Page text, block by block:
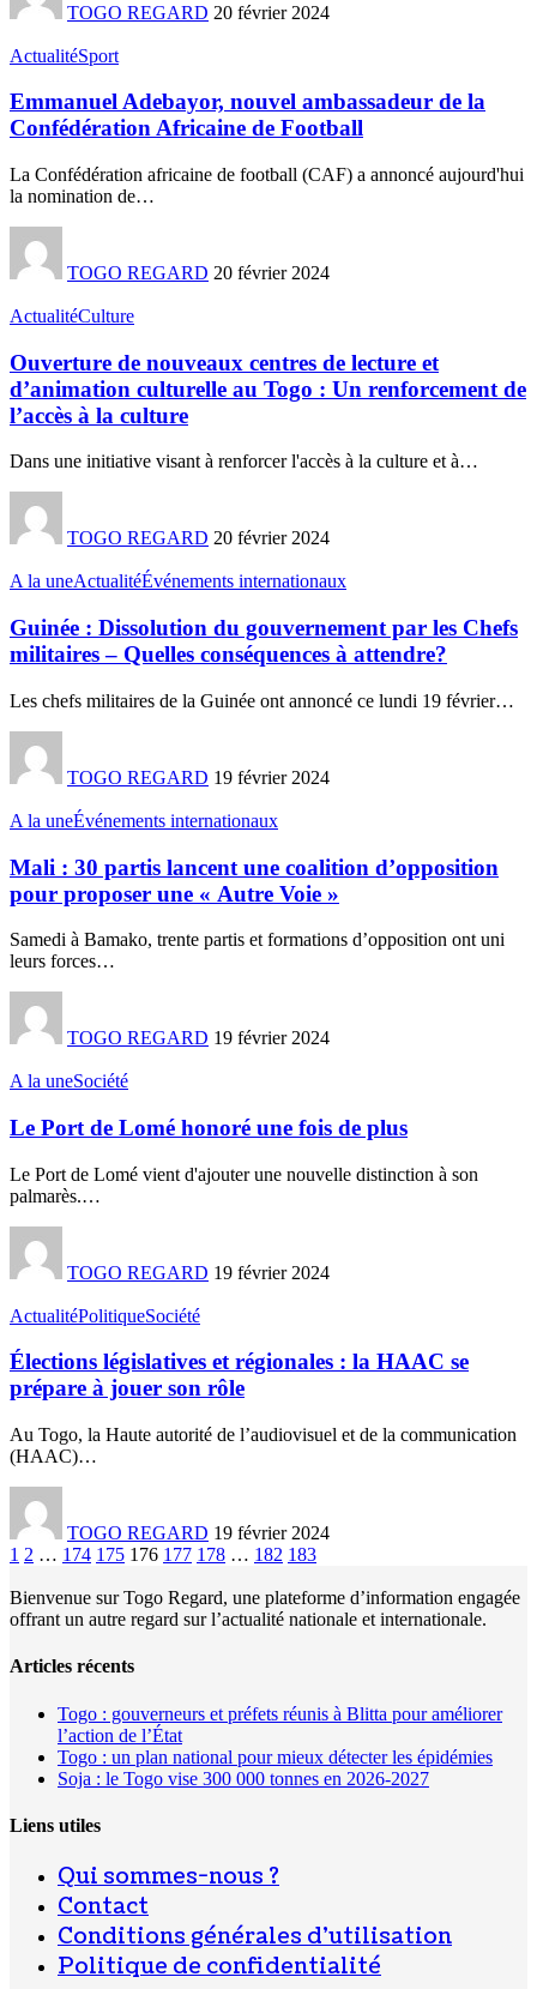
TOGO REGARD 20 février 2024
ActualitéSport
Emmanuel Adebayor, nouvel ambassadeur de la
Confédération Africaine de Football
La Confédération africaine de football (CAF) a annoncé aujourd'hui
la nomination de…
TOGO REGARD 20 février 2024
ActualitéCulture
Ouverture de nouveaux centres de lecture et
d’animation culturelle au Togo : Un renforcement de
l’accès à la culture
Dans une initiative visant à renforcer l'accès à la culture et à…
TOGO REGARD 20 février 2024
A la uneActualitéÉvénements internationaux
Guinée : Dissolution du gouvernement par les Chefs
militaires – Quelles conséquences à attendre?
Les chefs militaires de la Guinée ont annoncé ce lundi 19 février…
TOGO REGARD 19 février 2024
A la uneÉvénements internationaux
Mali : 30 partis lancent une coalition d’opposition
pour proposer une « Autre Voie »
Samedi à Bamako, trente partis et formations d’opposition ont uni
leurs forces…
TOGO REGARD 19 février 2024
A la uneSociété
Le Port de Lomé honoré une fois de plus
Le Port de Lomé vient d'ajouter une nouvelle distinction à son
palmarès.…
TOGO REGARD 19 février 2024
ActualitéPolitiqueSociété
Élections législatives et régionales : la HAAC se
prépare à jouer son rôle
Au Togo, la Haute autorité de l’audiovisuel et de la communication
(HAAC)…
TOGO REGARD 19 février 2024
1 2 … 174 175 176 177 178 … 182 183
Bienvenue sur Togo Regard, une plateforme d’information engagée
offrant un autre regard sur l’actualité nationale et internationale.
Articles récents
Togo : gouverneurs et préfets réunis à Blitta pour améliorer
l’action de l’État
Togo : un plan national pour mieux détecter les épidémies
Soja : le Togo vise 300 000 tonnes en 2026-2027
Liens utiles
Qui sommes-nous ?
Contact
Conditions générales d’utilisation
Politique de confidentialité